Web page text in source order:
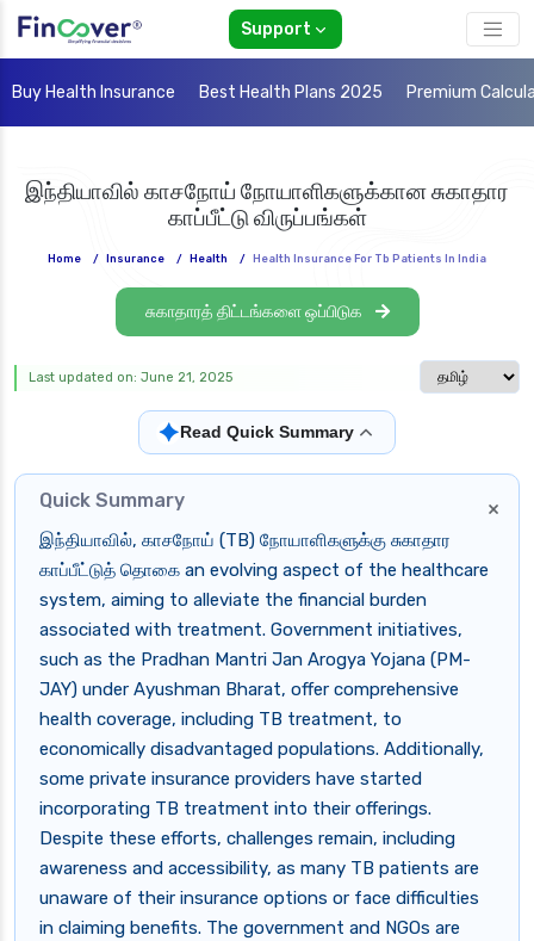
Support
Buy Health Insurance Best Health Plans 2025 Premium
இந்தியாவில் காசநோய் நோயாளிகளுக்கான சுகாதார
காப்பீட்டு விருப்பங்கள்
Home / Insurance / Health / Health Insurance For Tb Patients In India
சுகாதாரத் திட்டங்களை ஒப்பிடுக
Select
Last updated on: June 21, 2025
✦Read Quick Summary
×
Quick Summary
இந்தியாவில், காசநோய் (TB) நோயாளிகளுக்கு சுகாதார
காப்பீட்டுத் தொகை an evolving aspect of the healthcare
system, aiming to alleviate the financial burden
associated with treatment. Government initiatives,
such as the Pradhan Mantri Jan Arogya Yojana (PM-
JAY) under Ayushman Bharat, offer comprehensive
health coverage, including TB treatment, to
economically disadvantaged populations. Additionally,
some private insurance providers have started
incorporating TB treatment into their offerings.
Despite these efforts, challenges remain, including
awareness and accessibility, as many TB patients are
unaware of their insurance options or face difficulties
in claiming benefits. The government and NGOs are